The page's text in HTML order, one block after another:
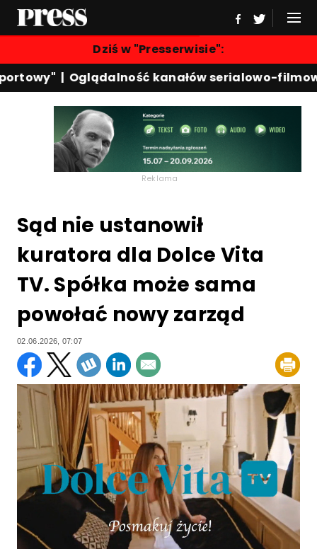
Dziś w "Presserwisie":
|Oglądalność kanałów serialowo-
Reklama
Sąd nie ustanowił
kuratora dla Dolce Vita
TV. Spółka może sama
powołać nowy zarząd
02.06.2026, 07:07